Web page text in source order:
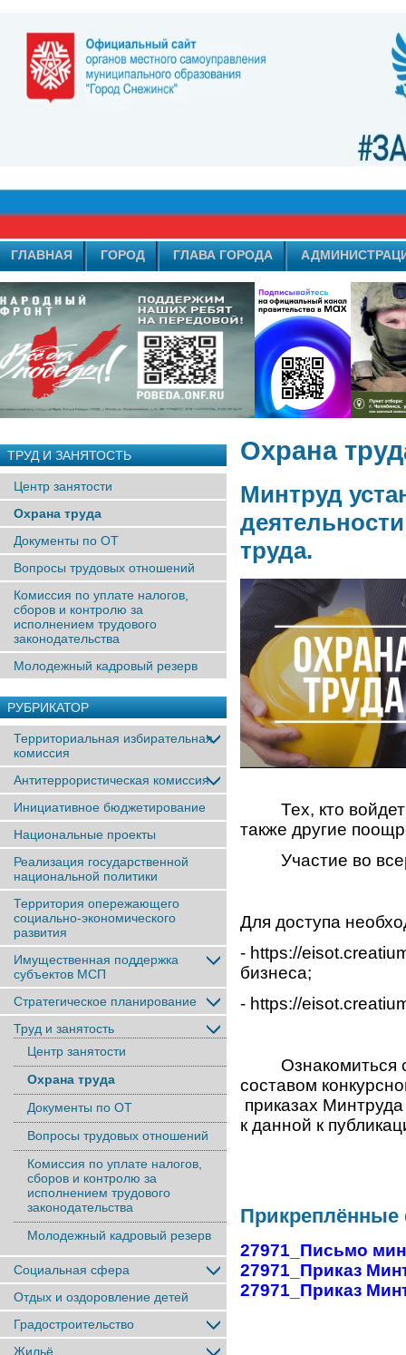
ГЛАВНАЯ ГОРОД ГЛАВА ГОРОДА
ТРУД И ЗАНЯТОСТЬ
Центр занятости
Охрана труда
Документы по ОТ
Вопросы трудовых отношений
Комиссия по уплате налогов,
сборов и контролю за
исполнением трудового
законодательства
Молодежный кадровый резерв
РУБРИКАТОР
Территориальная избирательная
комиссия
Антитеррористическая комиссия
Инициативное бюджетирование
Национальные проекты
Реализация государственной
национальной политики
Территория опережающего
социально-экономического
развития
Имущественная поддержка
субъектов МСП
Стратегическое планирование
Труд и занятость
Центр занятости
Охрана труда
Документы по ОТ
Вопросы трудовых отношений
Комиссия по уплате налогов,
сборов и контролю за
исполнением трудового
законодательства
Молодежный кадровый резерв
Социальная сфера
Отдых и оздоровление детей
Градостроительство
Жильё
Охрана
Минтруд
труда.
Тех, кто войдет
также другие
Участие во
Для доступа
- https://
бизнеса;
- https://
Ознакомиться с
составом
приказах
к данной к
27971_Письмо
27971_Приказ
27971_Приказ